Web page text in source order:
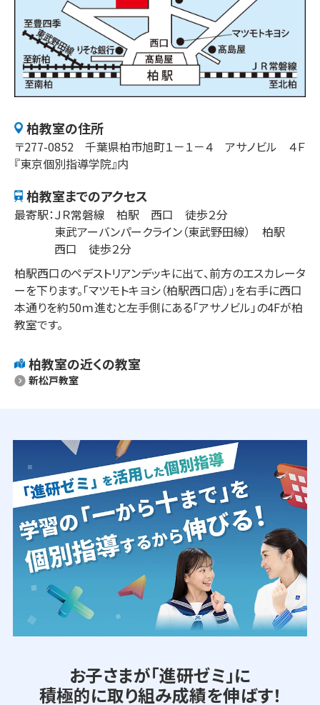
柏​教室の住所
〒277-0852 千葉県柏市旭町１－１－４
アサノビル ４Ｆ
『東京個別指導学院』内
柏​教室までのアクセス
最寄駅：ＪＲ常磐線　柏駅　西口　徒歩２分
東武アーバンパークライン（東武野田線）　柏駅
西口　徒歩２分
柏駅西口のペデストリアンデッキに出て、前方のエスカレータ
ーを下ります。「マツモトキヨシ（柏駅西口店）」を右手に西口
本通りを約50ｍ進むと左手側にある「アサノビル」の4Fが柏
教室です。
柏​教室の近くの教室
新松戸教室
お子さまが「進研ゼミ」に
積極的に取り組み成績を伸ばす！